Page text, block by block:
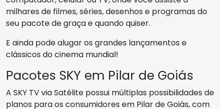
milhares de filmes, séries, desenhos e programas do
seu pacote de graça e quando quiser.
E ainda pode alugar os grandes lançamentos e
clássicos do cinema mundial!
Pacotes SKY em Pilar de Goiás
A SKY TV via Satélite possui múltiplas possibilidades de
planos para os consumidores em Pilar de Goiás, com